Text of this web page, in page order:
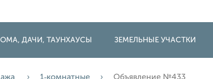
ДАЧИ, ТАУНХАУСЫ ЗЕМЕЛЬНЫЕ УЧАСТКИ